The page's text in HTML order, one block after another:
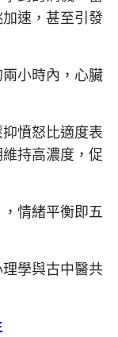
速，甚至引發
小時內，心臟
憤怒比適度表
持高濃度，促
情緒平衡即五
學與古中醫共